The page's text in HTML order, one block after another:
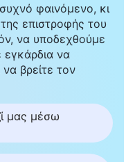
φαινόμενο, κι
επιστροφής του
να υποδεχθούμε
να
βρείτε τον
μας μέσω